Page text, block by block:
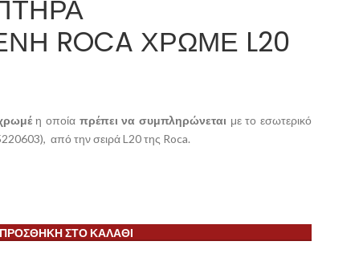
ROCA ΧΡΩΜΈ L20
η οποία πρέπει να συμπληρώνεται με το εσωτερικό
από την σειρά L20 της Roca.
ΠΡΟΣΘΉΚΗ ΣΤΟ ΚΑΛΆΘΙ